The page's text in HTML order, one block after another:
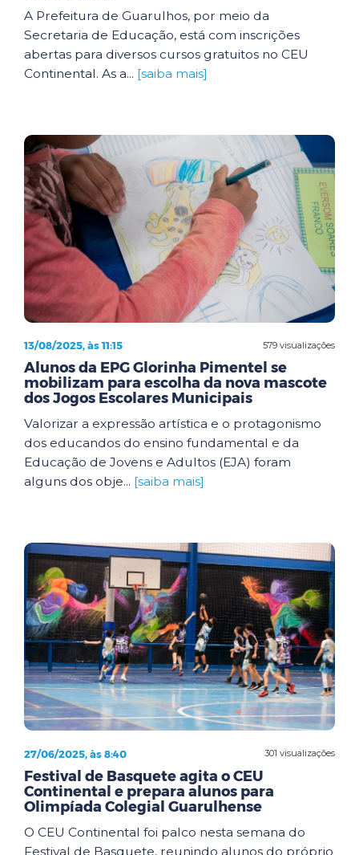
A Prefeitura de Guarulhos, por meio da
Secretaria de Educação, está com inscrições
abertas para diversos cursos gratuitos no CEU
Continental. As a... [saiba mais]
579 visualizações
13/08/2025, às 11:15
Alunos da EPG Glorinha Pimentel se
mobilizam para escolha da nova mascote
dos Jogos Escolares Municipais
Valorizar a expressão artística e o protagonismo
dos educandos do ensino fundamental e da
Educação de Jovens e Adultos (EJA) foram
alguns dos obje... [saiba mais]
301 visualizações
27/06/2025, às 8:40
Festival de Basquete agita o CEU
Continental e prepara alunos para
Olimpíada Colegial Guarulhense
O CEU Continental foi palco nesta semana do
Festival de Basquete, reunindo alunos do próprio